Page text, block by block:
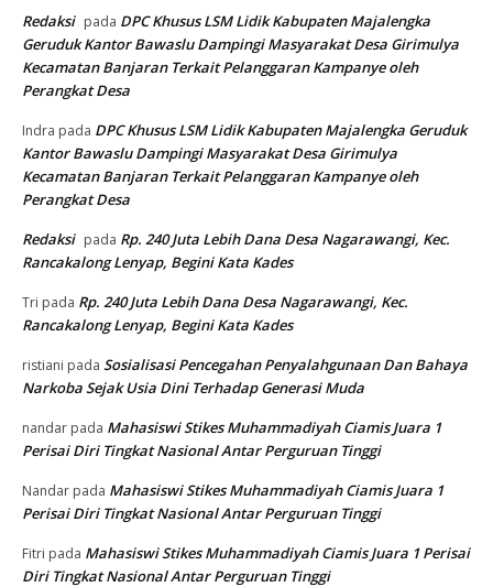
Redaksi pada DPC Khusus LSM Lidik Kabupaten Majalengka
Geruduk Kantor Bawaslu Dampingi Masyarakat Desa Girimulya
Kecamatan Banjaran Terkait Pelanggaran Kampanye oleh
Perangkat Desa
Indra pada DPC Khusus LSM Lidik Kabupaten Majalengka Geruduk
Kantor Bawaslu Dampingi Masyarakat Desa Girimulya
Kecamatan Banjaran Terkait Pelanggaran Kampanye oleh
Perangkat Desa
Redaksi pada Rp. 240 Juta Lebih Dana Desa Nagarawangi, Kec.
Rancakalong Lenyap, Begini Kata Kades
Tri pada Rp. 240 Juta Lebih Dana Desa Nagarawangi, Kec.
Rancakalong Lenyap, Begini Kata Kades
ristiani pada Sosialisasi Pencegahan Penyalahgunaan Dan Bahaya
Narkoba Sejak Usia Dini Terhadap Generasi Muda
nandar pada Mahasiswi Stikes Muhammadiyah Ciamis Juara 1
Perisai Diri Tingkat Nasional Antar Perguruan Tinggi
Nandar pada Mahasiswi Stikes Muhammadiyah Ciamis Juara 1
Perisai Diri Tingkat Nasional Antar Perguruan Tinggi
Fitri pada Mahasiswi Stikes Muhammadiyah Ciamis Juara 1 Perisai
Diri Tingkat Nasional Antar Perguruan Tinggi